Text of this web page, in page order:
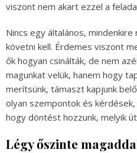
viszont nem akart ezzel a
Nincs egy általános,
követni kell. Érdemes viszont
ők hogyan csinálták, de nem
magunkat velük, hanem hogy
merítsünk, támaszt kapjunk
olyan szempontok és
hogy döntést hozzunk, melyik
Légy őszinte